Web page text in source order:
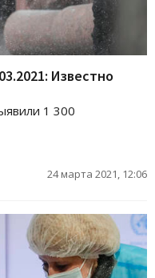
Известно
1 300
24 марта 2021, 12:06